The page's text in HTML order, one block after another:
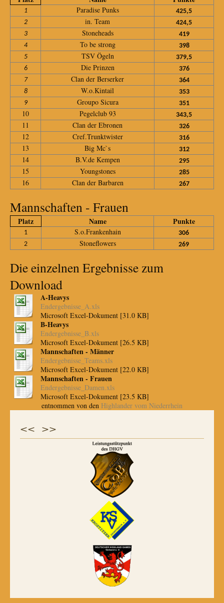
1 Paradise Punks
425,5
2
in. Team
424,5
3
Stoneheads
419
4
To be strong
398
5
TSV Ögeln
379,5
6
Die Prinzen
376
7
Clan der Berserker
364
8
W.o.Kintail
353
9
Groupo Sicura 351
10 Pegelclub 93 343,5
11 Clan der Ebronen 326
12 Cref.Trunktwister 316
13 Big Mc`s 312
14 B.V.de Kempen 295
15 Youngstones 285
16 Clan der Barbaren 267
Mannschaften - Frauen
Platz Name Punkte
1 S.o.Frankenhain
306
2
Stoneflowers 269
Die einzelnen Ergebnisse zum
Download
A-Heavys
Endergebnisse_A.xls
Microsoft Excel-Dokument [31.0 KB]
B-Heavys
Endergebnisse_B.xls
Microsoft Excel-Dokument [26.5 KB]
Mannschaften - Männer
Endergebnisse_Teams.xls
Microsoft Excel-Dokument [22.0 KB]
Mannschaften - Frauen
Endergebnisse_Damen.xls
Microsoft Excel-Dokument [23.5 KB]
entnommen von den Highlander vom Niederrhein
<< >>